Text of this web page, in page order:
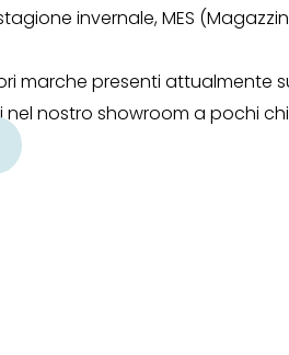
invernale, MES
marche presenti attualmente
nostro showroom a pochi